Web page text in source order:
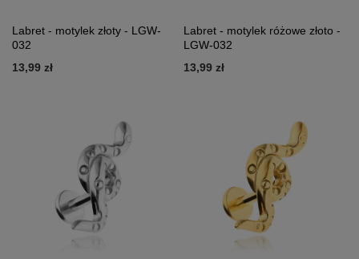
Labret - motylek złoty - LGW-
032
13,99 zł
Labret - motylek różowe złoto -
LGW-032
13,99 zł